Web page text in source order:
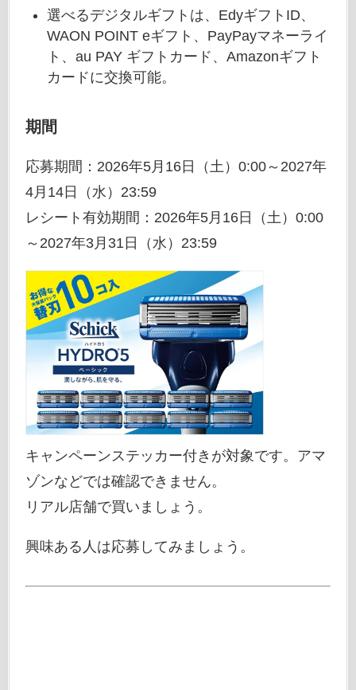
選べるデジタルギフトは、EdyギフトID、
WAON POINT eギフト、PayPayマネーライ
ト、au PAY ギフトカード、Amazonギフト
カードに交換可能。
期間
応募期間：2026年5月16日（土）0:00～2027年
4月14日（水）23:59
レシート有効期間：2026年5月16日（土）0:00
～2027年3月31日（水）23:59
キャンペーンステッカー付きが対象です。アマ
ゾンなどでは確認できません。
リアル店舗で買いましょう。
興味ある人は応募してみましょう。